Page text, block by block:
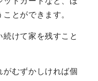
とができます。
けて家を残すこと
がむずかしければ個